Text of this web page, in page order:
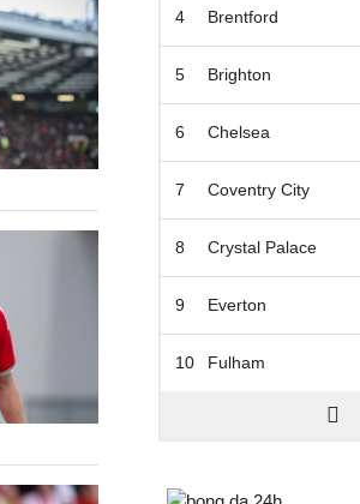
4 Brentford
5 Brighton
6 Chelsea
7 Coventry City
8 Crystal Palace
9 Everton
10 Fulham